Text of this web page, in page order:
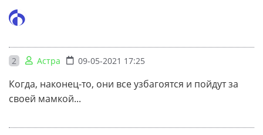
2 Астра 09-05-2021 17:25
Когда, наконец-то, они все узбагоятся и пойдут за
своей мамкой...